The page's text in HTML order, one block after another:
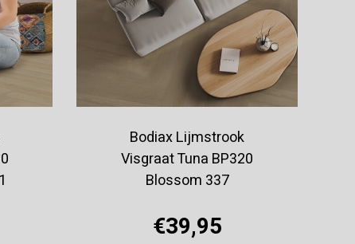
Bodiax Lijmstrook
Visgraat Tuna BP320
Blossom 337
€39,95